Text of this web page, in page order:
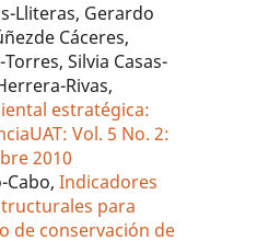
Lliteras, Gerardo
Cáceres,
Silvia Casas-
Rivas,
estratégica:
Vol. 5 No. 2:
2010
Cabo,Indicadores
para
de conservación de